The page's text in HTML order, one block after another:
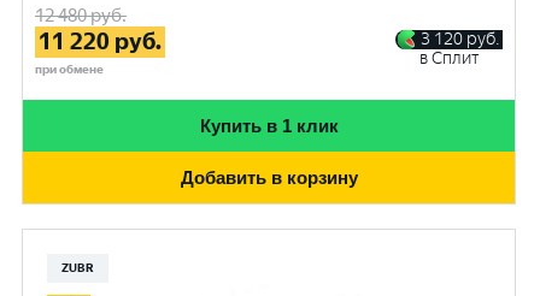
12 480руб.
11 220 руб.
при обмене
3 120 руб.
в Сплит
Купить в 1 клик
Добавить в корзину
ZUBR